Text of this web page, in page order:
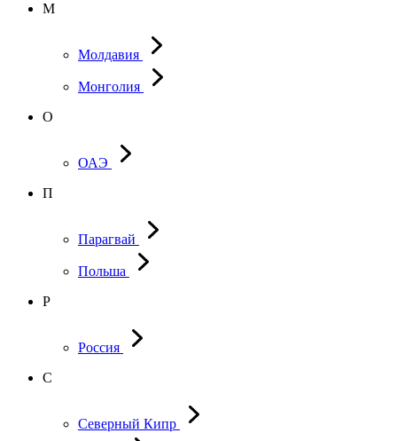
М
Молдавия
Монголия
О
ОАЭ
П
Парагвай
Польша
Р
Россия
С
Северный Кипр